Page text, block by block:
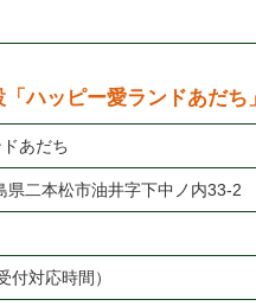
ハッピー愛ランドあだち」
あだち
県二本松市油井字下中ノ内33-2
付対応時間）